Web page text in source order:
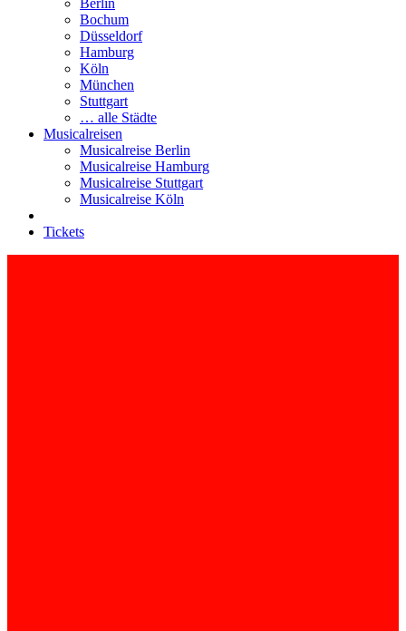
Berlin
Bochum
Düsseldorf
Hamburg
Köln
München
Stuttgart
… alle Städte
Musicalreisen
Musicalreise Berlin
Musicalreise Hamburg
Musicalreise Stuttgart
Musicalreise Köln
Tickets